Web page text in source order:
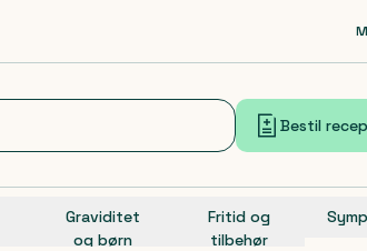
Bestil
Graviditet
og børn
Fritid og
tilbehør